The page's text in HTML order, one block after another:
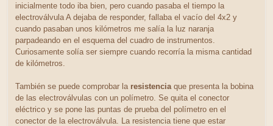
inicialmente todo iba bien, pero cuando pasaba el tiempo la
electroválvula A dejaba de responder, fallaba el vacío del 4x2 y
cuando pasaban unos kilómetros me salía la luz naranja
parpadeando en el esquema del cuadro de instrumentos.
Curiosamente solía ser siempre cuando recorría la misma cantidad
de kilómetros.
También se puede comprobar la resistencia que presenta la bobina
de las electroválvulas con un polímetro. Se quita el conector
eléctrico y se pone las puntas de prueba del polímetro en el
conector de la electroválvula. La resistencia tiene que estar